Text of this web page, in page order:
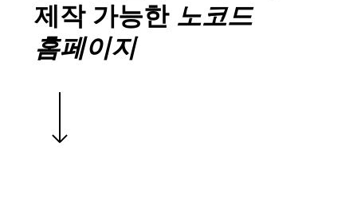
제작 가능한 노코드
홈페이지